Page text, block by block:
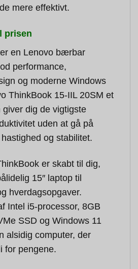
mere effektivt.
prisen
en Lenovo bærbar
performance,
og moderne Windows
ThinkBook 15-IIL 20SM et
dig de vigtigste
uden at gå på
og stabilitet.
er skabt til dig,
15″ laptop til
hverdagsopgaver.
Intel i5-processor, 8GB
SSD og Windows 11
alsidig computer, der
for pengene.